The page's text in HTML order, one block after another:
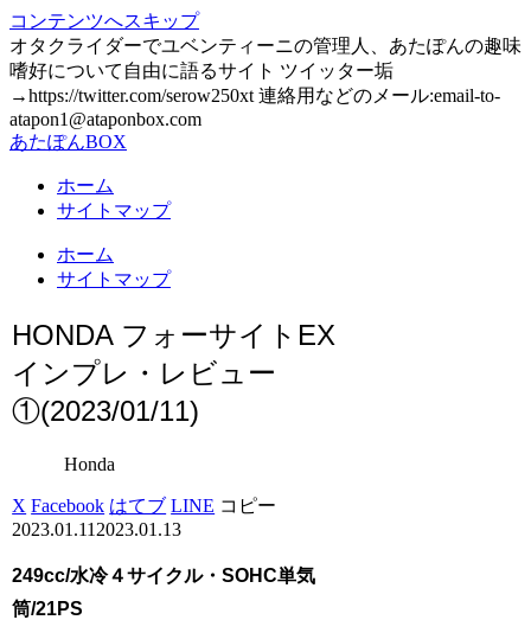
コンテンツへスキップ
オタクライダーでユベンティーニの管理人、あたぽんの趣味
嗜好について自由に語るサイト ツイッター垢
→https://twitter.com/serow250xt 連絡用などのメール:email-to-
atapon1@ataponbox.com
あたぽんBOX
ホーム
サイトマップ
ホーム
サイトマップ
HONDA フォーサイトEX
インプレ・レビュー
①(2023/01/11)
Honda
X Facebook はてブ LINE コピー
2023.01.11 2023.01.13
249cc/水冷４サイクル・SOHC単気
筒/21PS